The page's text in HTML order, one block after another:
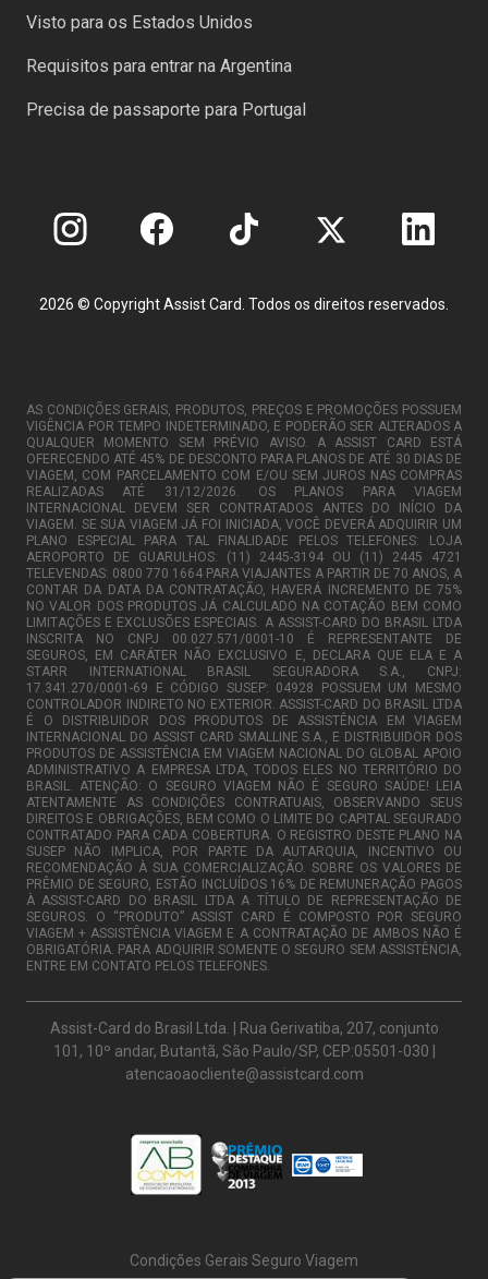
Visto para os Estados Unidos
Requisitos para entrar na Argentina
Precisa de passaporte para Portugal
2026 © Copyright Assist Card. Todos os direitos reservados.
AS CONDIÇÕES GERAIS, PRODUTOS, PREÇOS E PROMOÇÕES POSSUEM
VIGÊNCIA POR TEMPO INDETERMINADO, E PODERÃO SER ALTERADOS A
QUALQUER MOMENTO SEM PRÉVIO AVISO. A ASSIST CARD ESTÁ
OFERECENDO ATÉ 45% DE DESCONTO PARA PLANOS DE ATÉ 30 DIAS DE
VIAGEM, COM PARCELAMENTO COM E/OU SEM JUROS NAS COMPRAS
REALIZADAS ATÉ 31/12/2026. OS PLANOS PARA VIAGEM
INTERNACIONAL DEVEM SER CONTRATADOS ANTES DO INÍCIO DA
VIAGEM. SE SUA VIAGEM JÁ FOI INICIADA, VOCÊ DEVERÁ ADQUIRIR UM
PLANO ESPECIAL PARA TAL FINALIDADE PELOS TELEFONES: LOJA
AEROPORTO DE GUARULHOS: (11) 2445-3194 OU (11) 2445 4721
TELEVENDAS: 0800 770 1664 PARA VIAJANTES A PARTIR DE 70 ANOS, A
CONTAR DA DATA DA CONTRATAÇÃO, HAVERÁ INCREMENTO DE 75%
NO VALOR DOS PRODUTOS JÁ CALCULADO NA COTAÇÃO BEM COMO
LIMITAÇÕES E EXCLUSÕES ESPECIAIS. A ASSIST-CARD DO BRASIL LTDA
INSCRITA NO CNPJ 00.027.571/0001-10 É REPRESENTANTE DE
SEGUROS, EM CARÁTER NÃO EXCLUSIVO E, DECLARA QUE ELA E A
STARR INTERNATIONAL BRASIL SEGURADORA S.A., CNPJ:
17.341.270/0001-69 E CÓDIGO SUSEP: 04928 POSSUEM UM MESMO
CONTROLADOR INDIRETO NO EXTERIOR. ASSIST-CARD DO BRASIL LTDA
É O DISTRIBUIDOR DOS PRODUTOS DE ASSISTÊNCIA EM VIAGEM
INTERNACIONAL DO ASSIST CARD SMALLINE S.A., E DISTRIBUIDOR DOS
PRODUTOS DE ASSISTÊNCIA EM VIAGEM NACIONAL DO GLOBAL APOIO
ADMINISTRATIVO A EMPRESA LTDA, TODOS ELES NO TERRITÓRIO DO
BRASIL. ATENÇÃO: O SEGURO VIAGEM NÃO É SEGURO SAÚDE! LEIA
ATENTAMENTE AS CONDIÇÕES CONTRATUAIS, OBSERVANDO SEUS
DIREITOS E OBRIGAÇÕES, BEM COMO O LIMITE DO CAPITAL SEGURADO
CONTRATADO PARA CADA COBERTURA. O REGISTRO DESTE PLANO NA
SUSEP NÃO IMPLICA, POR PARTE DA AUTARQUIA, INCENTIVO OU
RECOMENDAÇÃO À SUA COMERCIALIZAÇÃO. SOBRE OS VALORES DE
PRÊMIO DE SEGURO, ESTÃO INCLUÍDOS 16% DE REMUNERAÇÃO PAGOS
À ASSIST-CARD DO BRASIL LTDA A TÍTULO DE REPRESENTAÇÃO DE
SEGUROS. O “PRODUTO” ASSIST CARD É COMPOSTO POR SEGURO
VIAGEM + ASSISTÊNCIA VIAGEM E A CONTRATAÇÃO DE AMBOS NÃO É
OBRIGATÓRIA. PARA ADQUIRIR SOMENTE O SEGURO SEM ASSISTÊNCIA,
ENTRE EM CONTATO PELOS TELEFONES.
Assist-Card do Brasil Ltda. | Rua Gerivatiba, 207, conjunto
101, 10º andar, Butantã, São Paulo/SP, CEP:05501-030 |
atencaoaocliente@assistcard.com
Condições Gerais Seguro Viagem